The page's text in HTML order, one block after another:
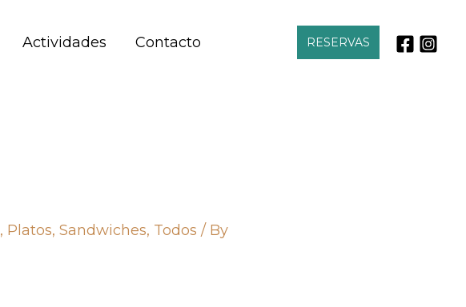
Actividades Contacto RESERVAS
, Platos,Sandwiches, Todos / By